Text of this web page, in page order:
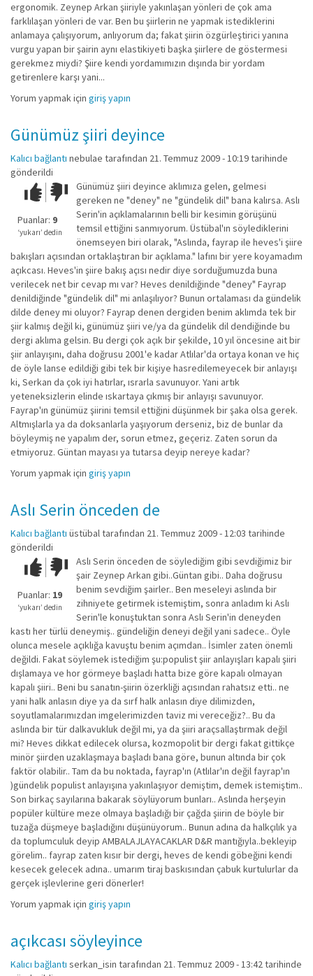
ergonomik. Zeynep Arkan şiiriyle yakınlaşan yönleri de çok ama
farklılaşan yönleri de var. Ben bu şiirlerin ne yapmak istediklerini
anlamaya çalışıyorum, anlıyorum da; fakat şiirin özgürleştirici yanına
vurgu yapan bir şairin aynı elastikiyeti başka şiirlere de göstermesi
gerekmez miydi? Şiire kendi yordamımızın dışında bir yordam
getirenlere karşı yani...
Yorum yapmak için giriş yapın
Günümüz şiiri deyince
Kalıcı bağlantı nebulae tarafından 21. Temmuz 2009 - 10:19 tarihinde
gönderildi
Çok iyi!O
kadar
iyi
değil!
Puanlar: 9
‘yukarı’ dedin
Günümüz şiiri deyince aklımıza gelen, gelmesi
gereken ne "deney" ne "gündelik dil" bana kalırsa. Aslı
Serin'in açıklamalarının belli bir kesimin görüşünü
temsil ettiğini sanmıyorum. Üstübal'ın söylediklerini
önemseyen biri olarak, "Aslında, fayrap ile heves'i şiire
bakışları açısından ortaklaştıran bir açıklama." lafını bir yere koyamadım
açıkcası. Heves'in şiire bakış açısı nedir diye sorduğumuzda buna
verilecek net bir cevap mı var? Heves denildiğinde "deney" Fayrap
denildiğinde "gündelik dil" mi anlaşılıyor? Bunun ortalaması da gündelik
dilde deney mi oluyor? Fayrap denen dergiden benim aklımda tek bir
şiir kalmış değil ki, günümüz şiiri ve/ya da gündelik dil dendiğinde bu
dergi aklıma gelsin. Bu dergi çok açık bir şekilde, 10 yıl öncesine ait bir
şiir anlayışını, daha doğrusu 2001'e kadar Atlılar'da ortaya konan ve hiç
de öyle lanse edildiği gibi tek bir kişiye hasredilemeyecek bir anlayışı
ki, Serkan da çok iyi hatırlar, ısrarla savunuyor. Yani artık
yeteneksizlerin elinde ıskartaya çıkmış bir anlayışı savunuyor.
Fayrap'ın günümüz şiirini temsil ettiğini düşünmek bir şaka olsa gerek.
Altmışlarla ya da doksanlarla yaşıyorum derseniz, biz de bunlar da
böyleymiş ne yapalım der, sorun etmez, geçeriz. Zaten sorun da
etmiyoruz. Güntan mayası ya tutarsa deyip nereye kadar?
Yorum yapmak için giriş yapın
Aslı Serin önceden de
Kalıcı bağlantı üstübaltarafından 21. Temmuz 2009 - 12:03 tarihinde
gönderildi
Çok iyi!O
kadar
iyi
değil!
Puanlar: 19
‘yukarı’ dedin
Aslı Serin önceden de söylediğim gibi sevdiğimiz bir
şair Zeynep Arkan gibi..Güntan gibi.. Daha doğrusu
benim sevdiğim şairler.. Ben meseleyi aslında bir
zihniyete getirmek istemiştim, sonra anladım ki Aslı
Serin'le konuştuktan sonra Aslı Serin'in deneyden
kastı her türlü deneymiş.. gündeliğin deneyi değil yani sadece.. Öyle
olunca mesele açıklığa kavuştu benim açımdan.. İsimler zaten önemli
değildi. Fakat söylemek istediğim şu:populist şiir anlayışları kapalı şiiri
dışlamaya ve hor görmeye başladı hatta bize göre kapalı olmayan
kapalı şiiri.. Beni bu sanatın-şiirin özerkliği açısından rahatsız etti.. ne
yani halk anlasın diye ya da sırf halk anlasın diye dilimizden,
soyutlamalarımızdan imgelerimizden taviz mi vereceğiz?.. Bu da
aslında bir tür dalkavukluk değil mi, ya da şiiri araçsallaştırmak değil
mi? Heves dikkat edilecek olursa, kozmopolit bir dergi fakat gittikçe
minör şiirden uzaklaşmaya başladı bana göre, bunun altında bir çok
faktör olabilir.. Tam da bu noktada, fayrap'ın (Atlılar'ın değil fayrap'ın
)gündelik populist anlayışına yakınlaşıyor demiştim, demek istemiştim..
Son birkaç sayılarına bakarak söylüyorum bunları.. Aslında herşeyin
popüler kültüre meze olmaya başladığı bir çağda şiirin de böyle bir
tuzağa düşmeye başladığını düşünüyorum.. Bunun adına da halkçılık ya
da toplumculuk deyip AMBALAJLAYACAKLAR D&R mantığıyla..bekleyip
görelim.. fayrap zaten kısır bir dergi, heves de kendi göbeğini kendi
kesecek gelecek adına.. umarım tiraj baskısından çabuk kurtulurlar da
gerçek işlevlerine geri dönerler!
Yorum yapmak için giriş yapın
açıkcası söyleyince
Kalıcı bağlantı serkan_isin tarafından 21. Temmuz 2009 - 13:42 tarihinde